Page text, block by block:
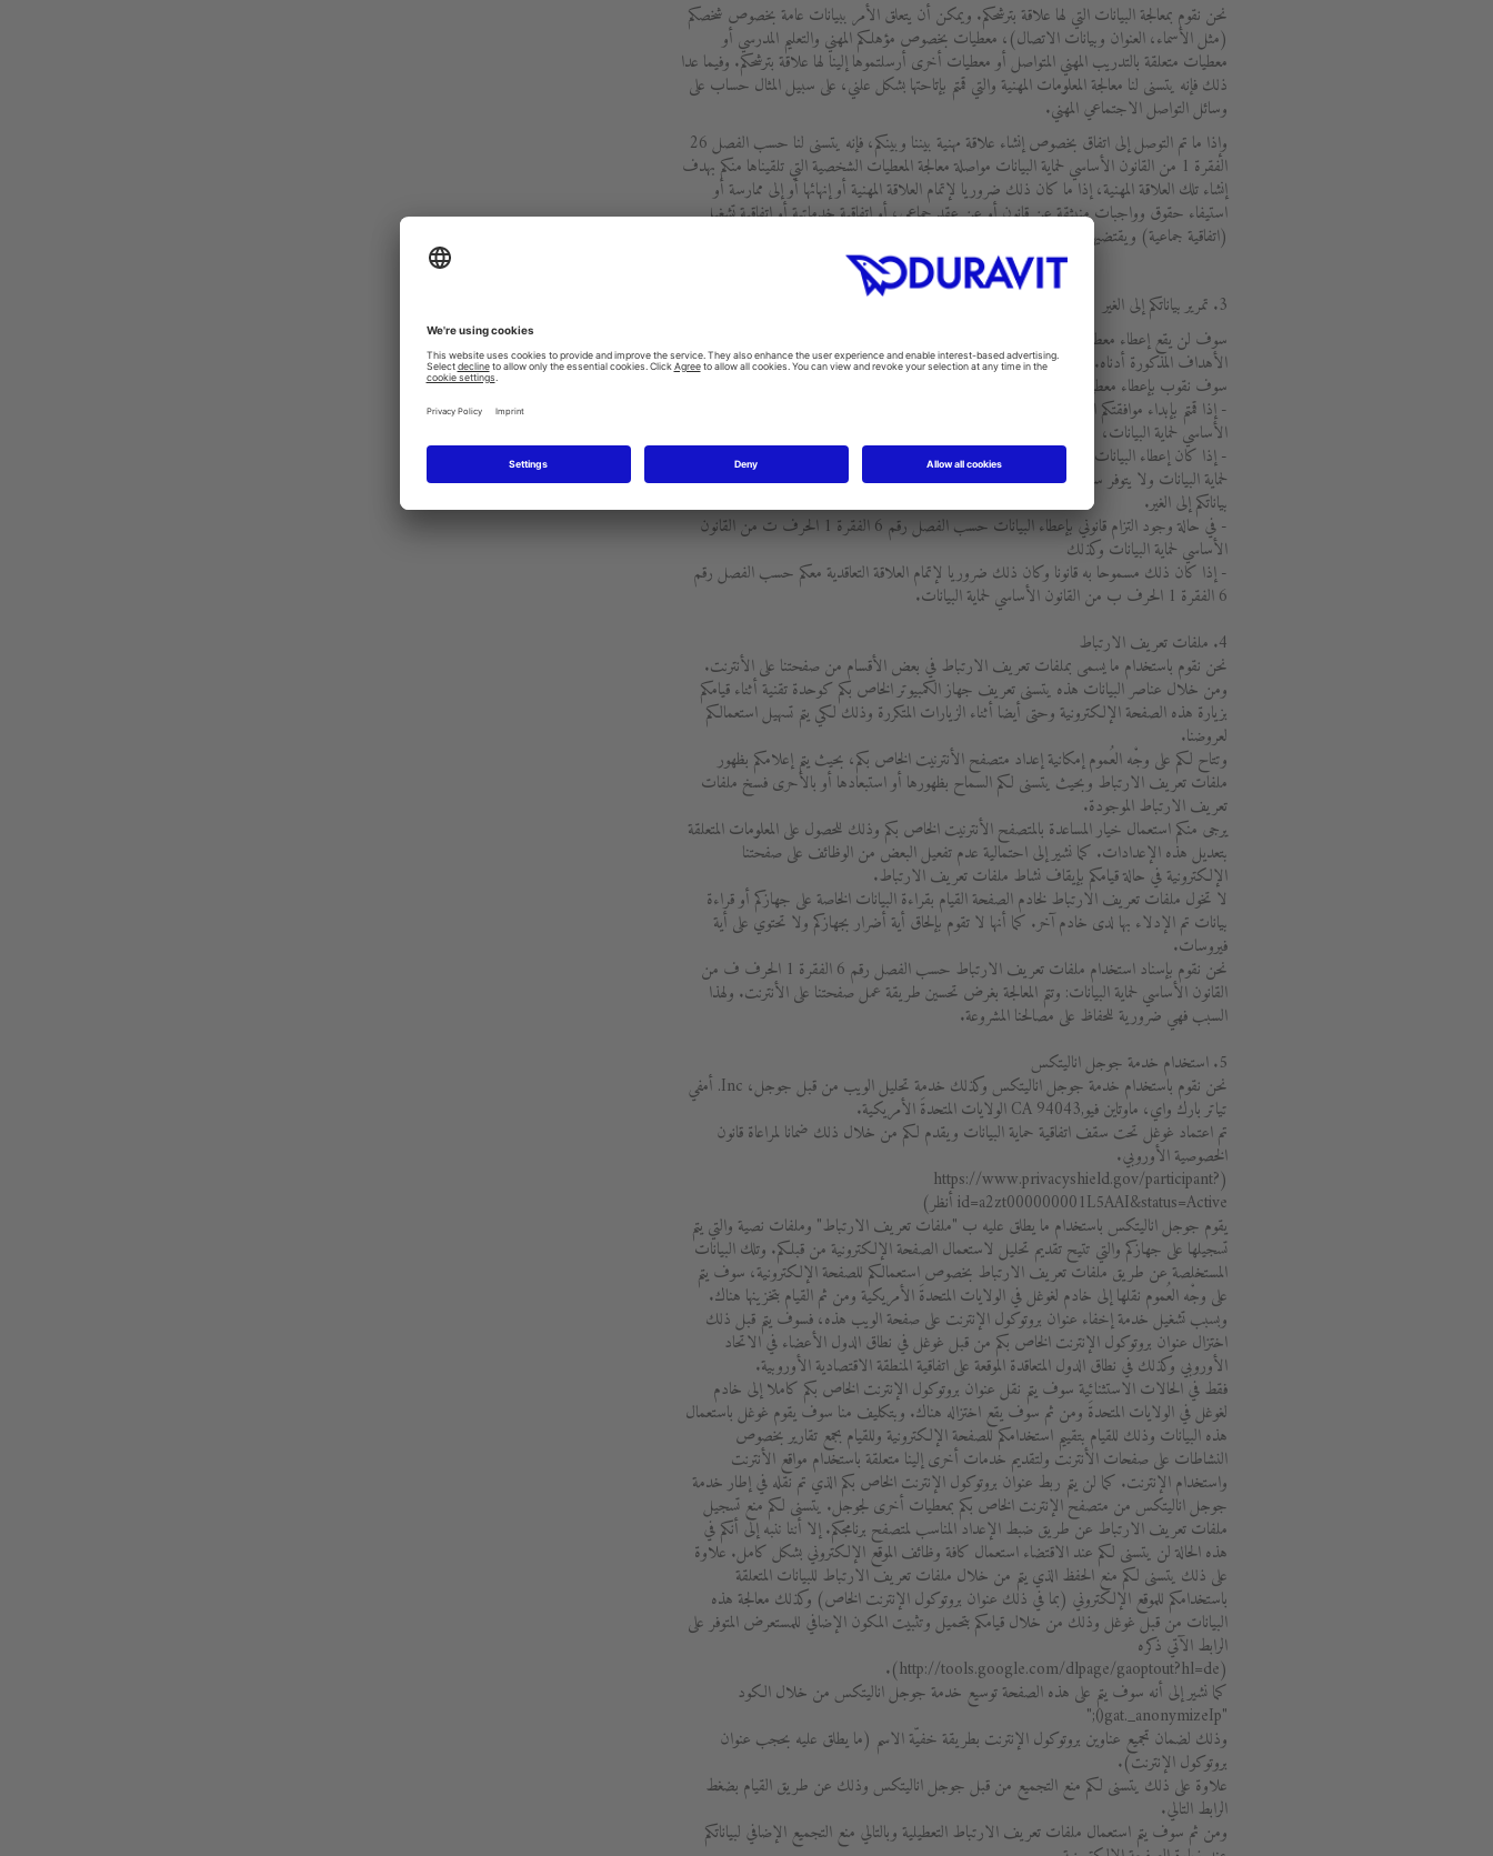
نحن نقوم بمعالجة البيانات التي لها علاقة بترشحكم. ويمكن أن يتعلق الأمر ببيانات عامة بخصوص شخصكم
(مثل الأسماء، العنوان وبيانات الاتصال)، معطيات بخصوص مؤهلكم المهني والتعليم المدرسي أو
معطيات متعلقة بالتدريب المهني المتواصل أو معطيات أخرى أرسلتموها إلينا لها علاقة بترشحكم. وفيما عدا
ذلك فإنه يتسنى لنا معالجة المعلومات المهنية والتي قمتم بإتاحتها بشكل علني، على سبيل المثال حساب على
وسائل التواصل الاجتماعي المهني.
وإذا ما تم التوصل إلى اتفاق بخصوص إنشاء علاقة مهنية بيننا وبينكم، فإنه يتسنى لنا حسب الفصل 26
الفقرة 1 من القانون الأساسي لحماية البيانات مواصلة معالجة المعطيات الشخصية التي تلقيناها منكم بهدف
إنشاء تلك العلاقة المهنية، إذا ما كان ذلك ضروريا لإتمام العلاقة المهنية أو إنهائها أو إلى ممارسة أو
استيفاء حقوق وواجبات منبثقة عن قانون أو عن عقد جماعي، أو اتفاقية خدماتية أو اتفاقية تشغيل
(اتفاقية جماعية) ويقتضيها تمثيل مصالح الموظف.
3. تمرير بياناتكم إلى الغير
سوف لن يقع إعطاء معطياتكم الشخصية إلى الغير أي إلى أشخاص آخرين لأهداف أخرى بخلاف
الأهداف المذكورة أدناه.
سوف نقوب بإعطاء معطياتكم الشخصية إلى الغير فقط في الحالات التالية:
الأساسي لحماية البيانات،
- إذا كان إعطاء البيانات ضروريا حسب الفصل رقم 6 الفقرة 1 الحرف ف من القانون الأساسي
لحماية البيانات ولا يتوفر سبب للافتراض بأن لديكم مصلحة راجحة تستحق الحماية من خلال عدم تمرير
بياناتكم إلى الغير.
- في حالة وجود التزام قانوني بإعطاء البيانات حسب الفصل رقم 6 الفقرة 1 الحرف ت من القانون
الأساسي لحماية البيانات وكذلك
- إذا كان ذلك مسموحا به قانونا وكان ذلك ضروريا لإتمام العلاقة التعاقدية معكم حسب الفصل رقم
6 الفقرة 1 الحرف ب من القانون الأساسي لحماية البيانات.
4. ملفات تعريف الارتباط
نحن نقوم باستخدام ما يسمى بملفات تعريف الارتباط في بعض الأقسام من صفحتنا على الأنترنت.
ومن خلال عناصر البيانات هذه يتسنى تعريف جهاز الكمبيوتر الخاص بكم كوحدة تقنية أثناء قيامكم
بزيارة هذه الصفحة الإلكترونية وحتى أيضا أثناء الزيارات المتكررة وذلك لكي يتم تسهيل استعمالكم
لعروضنا.
وتتاح لكم على وجْه العُموم إمكانية إعداد متصفح الأنترنيت الخاص بكم، بحيث يتم إعلامكم بظهور
ملفات تعريف الارتباط وبحيث يتسنى لكم السماح بظهورها أو استبعادها أو بالأحرى فسخ ملفات
تعريف الارتباط الموجودة.
يرجى منكم استعمال خيار المساعدة بالمتصفح الأنترنيت الخاص بكم وذلك للحصول على المعلومات المتعلقة
بتعديل هذه الإعدادات. كما نشير إلى احتمالية عدم تفعيل البعض من الوظائف على صفحتنا
الإلكترونية في حالة قيامكم بإيقاف نشاط ملفات تعريف الارتباط.
لا تخول ملفات تعريف الارتباط لخادم الصفحة القيام بقراءة البيانات الخاصة على جهازكم أو قراءة
بيانات تم الإدلاء بها لدى خادم آخر. كما أنها لا تقوم بإلحاق أية أضرار بجهازكم ولا تحتوي على أية
فيروسات.
نحن نقوم بإسناد استخدام ملفات تعريف الارتباط حسب الفصل رقم 6 الفقرة 1 الحرف ف من
القانون الأساسي لحماية البيانات: وتتم المعالجة بغرض تحسين طريقة عمل صفحتنا على الأنترنت. ولهذا
السبب فهي ضرورية للحفاظ على مصالحنا المشروعة.
5. استخدام خدمة جوجل اناليتكس
نحن نقوم باستخدام خدمة جوجل اناليتكس وكذلك خدمة تحليل الويب من قبل جوجل، Inc. أمفي
تياتر بارك واي، ماوتاين فيو,CA 94043 الولايات المتحدةَ الأمريكية.
تم اعتماد غوغل تحت سقف اتفاقية حماية البيانات ويقدم لكم من خلال ذلك ضمانا لمراعاة قانون
الخصوصية الأوروبي.
(https://www.privacyshield.gov/participant?
id=a2zt000000001L5AAI&status=Active أنظر)
يقوم جوجل اناليتكس باستخدام ما يطلق عليه ب "ملفات تعريف الارتباط" وملفات نصية والتي يتم
تسجيلها على جهازكم والتي تتيح تقديم تحليل لاستعمال الصفحة الإلكترونية من قبلكم. وتلك البيانات
المستخلصة عن طريق ملفات تعريف الارتباط بخصوص استعمالكم للصفحة الإلكترونية، سوف يتم
على وجْه العُموم نقلها إلى خادم لغوغل في الولايات المتحدةَ الأمريكية ومن ثم القيام بتخزينها هناك.
وبسبب تشغيل خدمة إخفاء عنوان بروتوكول الإنترنت على صفحة الويب هذه، فسوف يتم قبل ذلك
اختزال عنوان بروتوكول الإنترنت الخاص بكم من قبل غوغل في نطاق الدول الأعضاء في الاتحاد
الأوروبي وكذلك في نطاق الدول المتعاقدة الموقعة على اتفاقية المنطقة الاقتصادية الأوروبية.
فقط في الحالات الاستثنائية سوف يتم نقل عنوان بروتوكول الإنترنت الخاص بكم كاملا إلى خادم
لغوغل في الولايات المتحدةَ ومن ثم سوف يقع اختزاله هناك. وبتكليف منا سوف يقوم غوغل باستعمال
هذه البيانات وذلك للقيام بتقييم استخدامكم للصفحة الإلكترونية وللقيام بجمع تقارير بخصوص
النشاطات على صفحات الأنترنت ولتقديم خدمات أخرى إلينا متعلقة باستخدام مواقع الأنترنت
واستخدام الإنترنت. كما لن يتم ربط عنوان بروتوكول الإنترنت الخاص بكم الذي تم نقله في إطار خدمة
جوجل اناليتكس من متصفح الإنترنت الخاص بكم بمعطيات أخرى لجوجل. يتسنى لكم منع تسجيل
ملفات تعريف الارتباط عن طريق ضبط الإعداد المناسب لمتصفح برنامجكم. إلا أننا ننبه إلى أنكم في
هذه الحالة لن يتسنى لكم عند الاقتضاء استعمال كافة وظائف الموقع الإلكتروني بشكل كامل. علاوة
على ذلك يتسنى لكم منع الحفظ الذي يتم من خلال ملفات تعريف الارتباط للبيانات المتعلقة
باستخدامكم للموقع الإلكتروني (بما في ذلك عنوان بروتوكول الإنترنت الخاص) وكذلك معالجة هذه
البيانات من قبل غوغل وذلك من خلال قيامكم بتحميل وتثبيت المكون الإضافي للمستعرض المتوفر على
الرابط الآتي ذكره
(http://tools.google.com/dlpage/gaoptout?hl=de).
كما نشير إلى أنه سوف يتم على هذه الصفحة توسيع خدمة جوجل اناليتكس من خلال الكود
"gat._anonymizeIp();"
وذلك لضمان تجميع عناوين بروتوكول الإنترنت بطريقة خفيّة الاسم (ما يطلق عليه بحجب عنوان
بروتوكول الإنترنت).
علاوة على ذلك يتسنى لكم منع التجميع من قبل جوجل اناليتكس وذلك عن طريق القيام بضغط
الرابط التالي.
ومن ثم سوف يتم استعمال ملفات تعريف الارتباط التعطيلية وبالتالي منع التجميع الإضافي لبياناتكم